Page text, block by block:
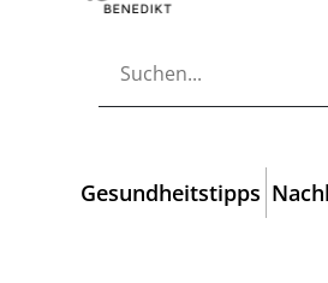
Gesundheitstipps